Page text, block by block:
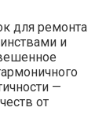
для ремонта
и
—
от